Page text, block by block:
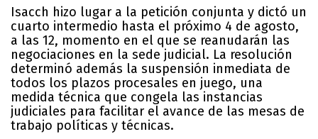
Isacch hizo lugar a la petición conjunta y dictó un
cuarto intermedio hasta el próximo 4 de agosto,
a las 12, momento en el que se reanudarán las
negociaciones en la sede judicial. La resolución
determinó además la suspensión inmediata de
todos los plazos procesales en juego, una
medida técnica que congela las instancias
judiciales para facilitar el avance de las mesas de
trabajo políticas y técnicas.